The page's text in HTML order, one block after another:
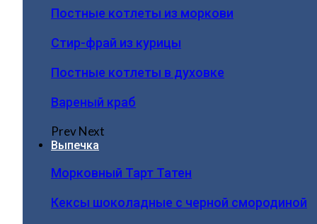
Постные котлеты из моркови
Стир-фрай из курицы
Постные котлеты в духовке
Вареный краб
PrevNext
Выпечка
Морковный Тарт Татен
Кексы шоколадные с черной смородиной